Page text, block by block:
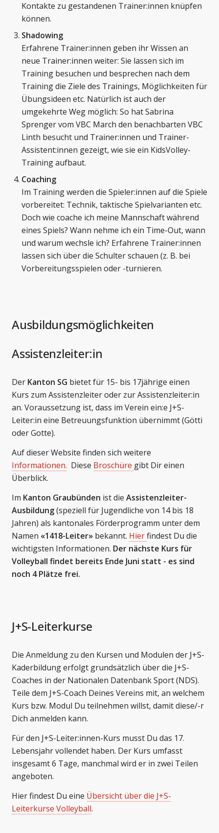
Kontakte zu gestandenen Trainer:innen knüpfen
können.
Shadowing
Erfahrene Trainer:innen geben ihr Wissen an
neue Trainer:innen weiter: Sie lassen sich im
Training besuchen und besprechen nach dem
Training die Ziele des Trainings, Möglichkeiten für
Übungsideen etc. Natürlich ist auch der
umgekehrte Weg möglich: So hat Sabrina
Sprenger vom VBC March den benachbarten VBC
Linth besucht und Trainer:innen und Trainer-
Assistent:innen gezeigt, wie sie ein KidsVolley-
Training aufbaut.
Coaching
Im Training werden die Spieler:innen auf die Spiele
vorbereitet: Technik, taktische Spielvarianten etc.
Doch wie coache ich meine Mannschaft während
eines Spiels? Wann nehme ich ein Time-Out, wann
und warum wechsle ich? Erfahrene Trainer:innen
lassen sich über die Schulter schauen (z. B. bei
Vorbereitungsspielen oder -turnieren.
Ausbildungsmöglichkeiten
Assistenzleiter:in
Der Kanton SG bietet für 15- bis 17jährige einen
Kurs zum Assistenzleiter oder zur Assistenzleiter:in
an. Voraussetzung ist, dass im Verein ein:e J+S-
Leiter:in eine Betreuungsfunktion übernimmt (Götti
oder Gotte).
Auf dieser Website finden sich weitere
Informationen. Diese Broschüre gibt Dir einen
Überblick.
Im Kanton Graubünden ist die Assistenzleiter-
Ausbildung(speziell für Jugendliche von 14 bis 18
Jahren) als kantonales Förderprogramm unter dem
Namen «1418-Leiter» bekannt. Hierfindest Du die
wichtigsten Informationen. Der nächste Kurs für
Volleyball findet bereits Ende Juni statt - es sind
noch 4 Plätze frei.
J+S-Leiterkurse
Die Anmeldung zu den Kursen und Modulen der J+S-
Kaderbildung erfolgt grundsätzlich über die J+S-
Coaches in der Nationalen Datenbank Sport (NDS).
Teile dem J+S-Coach Deines Vereins mit, an welchem
Kurs bzw. Modul Du teilnehmen willst, damit diese/-r
Dich anmelden kann.
Für den J+S-Leiter:innen-Kurs musst Du das 17.
Lebensjahr vollendet haben. Der Kurs umfasst
insgesamt 6 Tage, manchmal wird er in zwei Teilen
angeboten.
Hier findest Du eine Übersicht über die J+S-
Leiterkurse Volleyball.